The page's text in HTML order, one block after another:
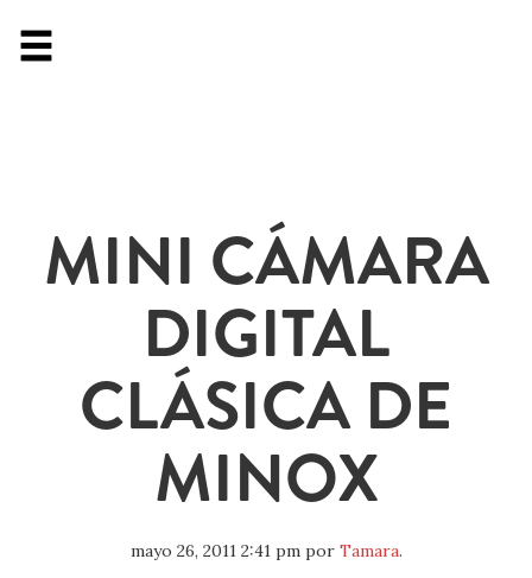
MINI CÁMARA
DIGITAL
CLÁSICA DE
MINOX
mayo 26, 2011 2:41 pmpor Tamara.